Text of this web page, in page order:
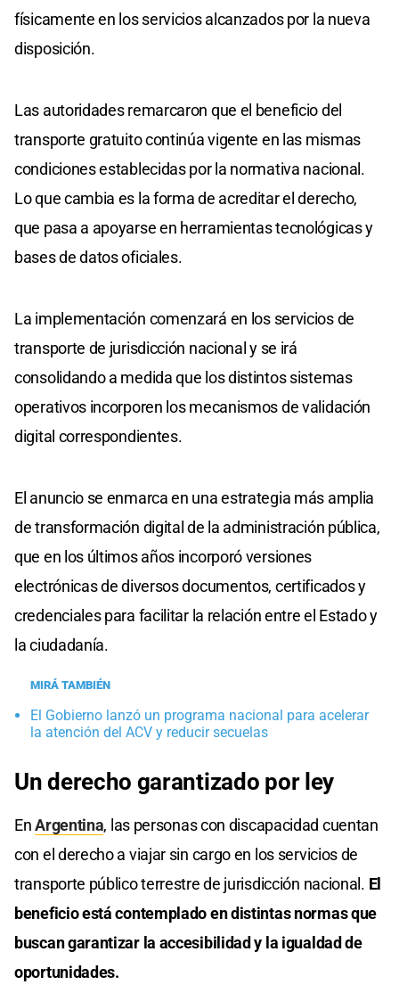
físicamente en los servicios alcanzados por la nueva
disposición.
Las autoridades remarcaron que el beneficio del
transporte gratuito continúa vigente en las mismas
condiciones establecidas por la normativa nacional.
Lo que cambia es la forma de acreditar el derecho,
que pasa a apoyarse en herramientas tecnológicas y
bases de datos oficiales.
La implementación comenzará en los servicios de
transporte de jurisdicción nacional y se irá
consolidando a medida que los distintos sistemas
operativos incorporen los mecanismos de validación
digital correspondientes.
El anuncio se enmarca en una estrategia más amplia
de transformación digital de la administración pública,
que en los últimos años incorporó versiones
electrónicas de diversos documentos, certificados y
credenciales para facilitar la relación entre el Estado y
la ciudadanía.
MIRÁ TAMBIÉN
El Gobierno lanzó un programa nacional para acelerar
la atención del ACV y reducir secuelas
Un derecho garantizado por ley
EnArgentina, las personas con discapacidad cuentan
con el derecho a viajar sin cargo en los servicios de
transporte público terrestre de jurisdicción nacional. El
beneficio está contemplado en distintas normas que
buscan garantizar la accesibilidad y la igualdad de
oportunidades.